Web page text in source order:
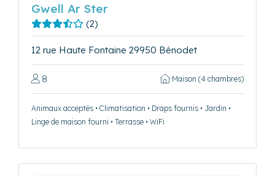
Gwell Ar Ster
(2)
12 rue Haute Fontaine 29950 Bénodet
8 Maison (4 chambres)
Animaux acceptés • Climatisation • Draps fournis • Jardin •
Linge de maison fourni • Terrasse • WiFi